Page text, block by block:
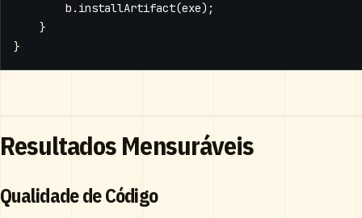
b . installArtifact(exe);
}
}
Resultados Mensuráveis
Qualidade de Código